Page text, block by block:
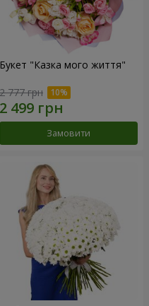
Букет "Казка мого життя"
2 777 грн
Замовити